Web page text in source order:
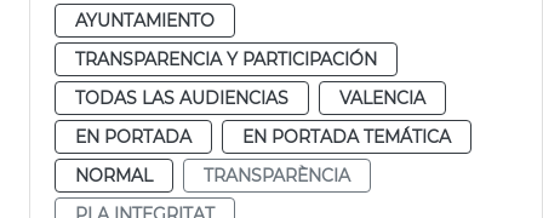
AYUNTAMIENTO
TRANSPARENCIA Y PARTICIPACIÓN
TODAS LAS AUDIENCIAS
VALENCIA
EN PORTADA
EN PORTADA TEMÁTICA
NORMAL
TRANSPARÈNCIA